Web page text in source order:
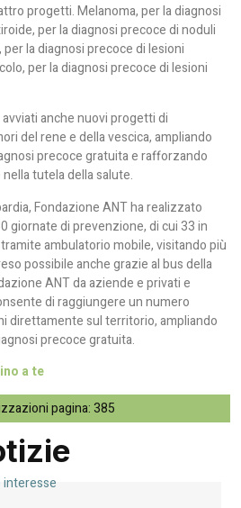
progetti. Melanoma, per la diagnosi
per la diagnosi precoce di noduli
la diagnosi precoce di lesioni
per la diagnosi precoce di lesioni
anche nuovi progetti di
del rene e della vescica, ampliando
precoce gratuita e rafforzando
tutela della salute.
Fondazione ANT ha realizzato
giornate di prevenzione, di cui 33 in
ambulatorio mobile, visitando più
possibile anche grazie al bus della
ANT da aziende e privati e
di raggiungere un numero
direttamente sul territorio, ampliando
precoce gratuita.
a te
pagina:385